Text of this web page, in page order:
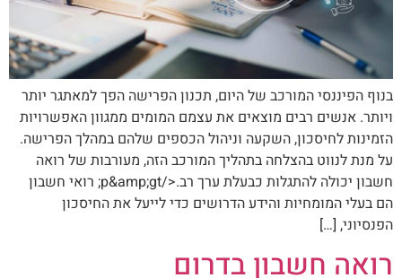
בנוף הפיננסי המורכב של היום, תכנון הפרישה הפך למאתגר יותר
ויותר. אנשים רבים מוצאים את עצמם המומים ממגוון האפשרויות
הזמינות לחיסכון, השקעה וניהול הכספים שלהם במהלך הפרישה.
על מנת לנווט בהצלחה בתהליך המורכב הזה, מעורבות של רואה
חשבון יכולה להתגלות כבעלת ערך רב.</p&amp;gt; רואי חשבון
הם בעלי המומחיות והידע הדרושים כדי לייעל את החיסכון
הפנסיוני, […]
רואה חשבון בדרום